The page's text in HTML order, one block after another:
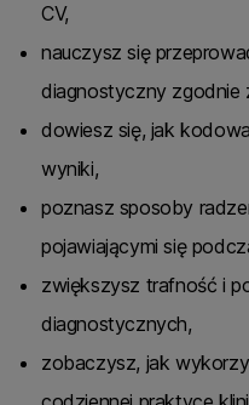
CV,
nauczysz się
diagnostyczny zgodnie
dowiesz się, jak
wyniki,
poznasz sposoby
pojawiającymi się
zwiększysz trafność i
diagnostycznych,
zobaczysz, jak